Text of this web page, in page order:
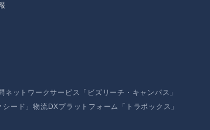
ネットワークサービス「ビズリーチ・キャンパス」
シード」物流DXプラットフォーム「トラボックス」